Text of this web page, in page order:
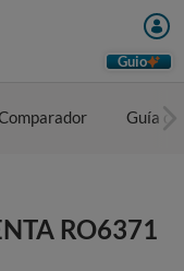
Guio
Guía
RO6371